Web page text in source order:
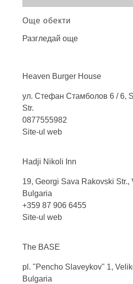
Още обекти
Разгледай още
Heaven Burger House
ул. Стефан Стамболов 6 / 6,
Str.
0877555982
Site-ul web
Hadji Nikoli Inn
19, Georgi Sava Rakovski Str.,
Bulgaria
+359 87 906 6455
Site-ul web
The BASE
pl. "Pencho Slaveykov" 1,
Bulgaria